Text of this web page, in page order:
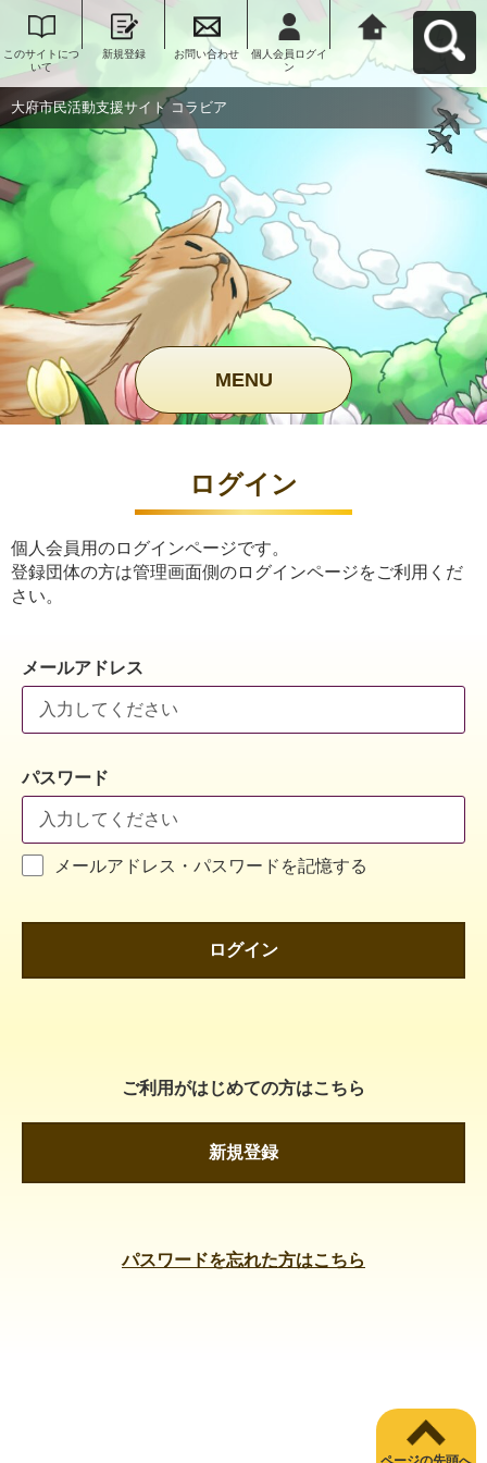
このサイトにつ
いて
新規登録 お問い合わせ
個人会員ログイ
ン
大府市民活動支
援サイト コラビ
アへ戻る
大府市民活動支援サイト コラビア
MENU
ログイン
個人会員用のログインページです。
登録団体の方は管理画面側のログインページをご利用くだ
さい。
メールアドレス
パスワード
メールアドレス・パスワードを記憶する
ログイン
ご利用がはじめての方はこちら
新規登録
パスワードを忘れた方はこちら